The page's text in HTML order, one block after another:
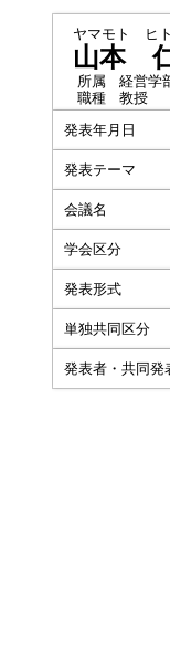
ヤマモト ヒ
山本
所属
経営学
職種
教授
発表年月日
発表テーマ
会議名
学会区分
発表形式
単独共同区分
発表者・共同発